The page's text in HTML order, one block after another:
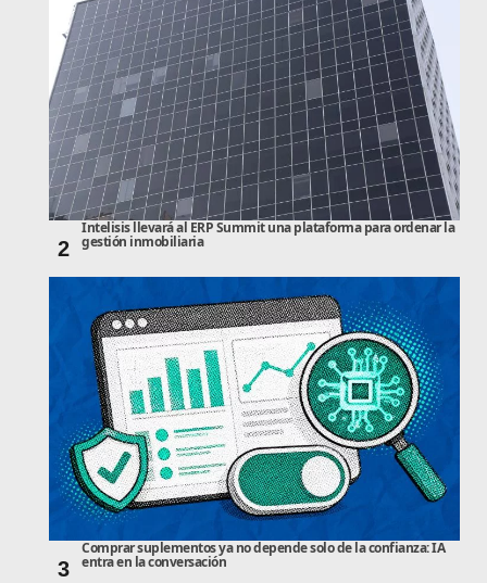
2
Intelisis llevará al ERP Summit una plataforma para ordenar la
gestión inmobiliaria
3
Comprar suplementos ya no depende solo de la confianza: IA
entra en la conversación